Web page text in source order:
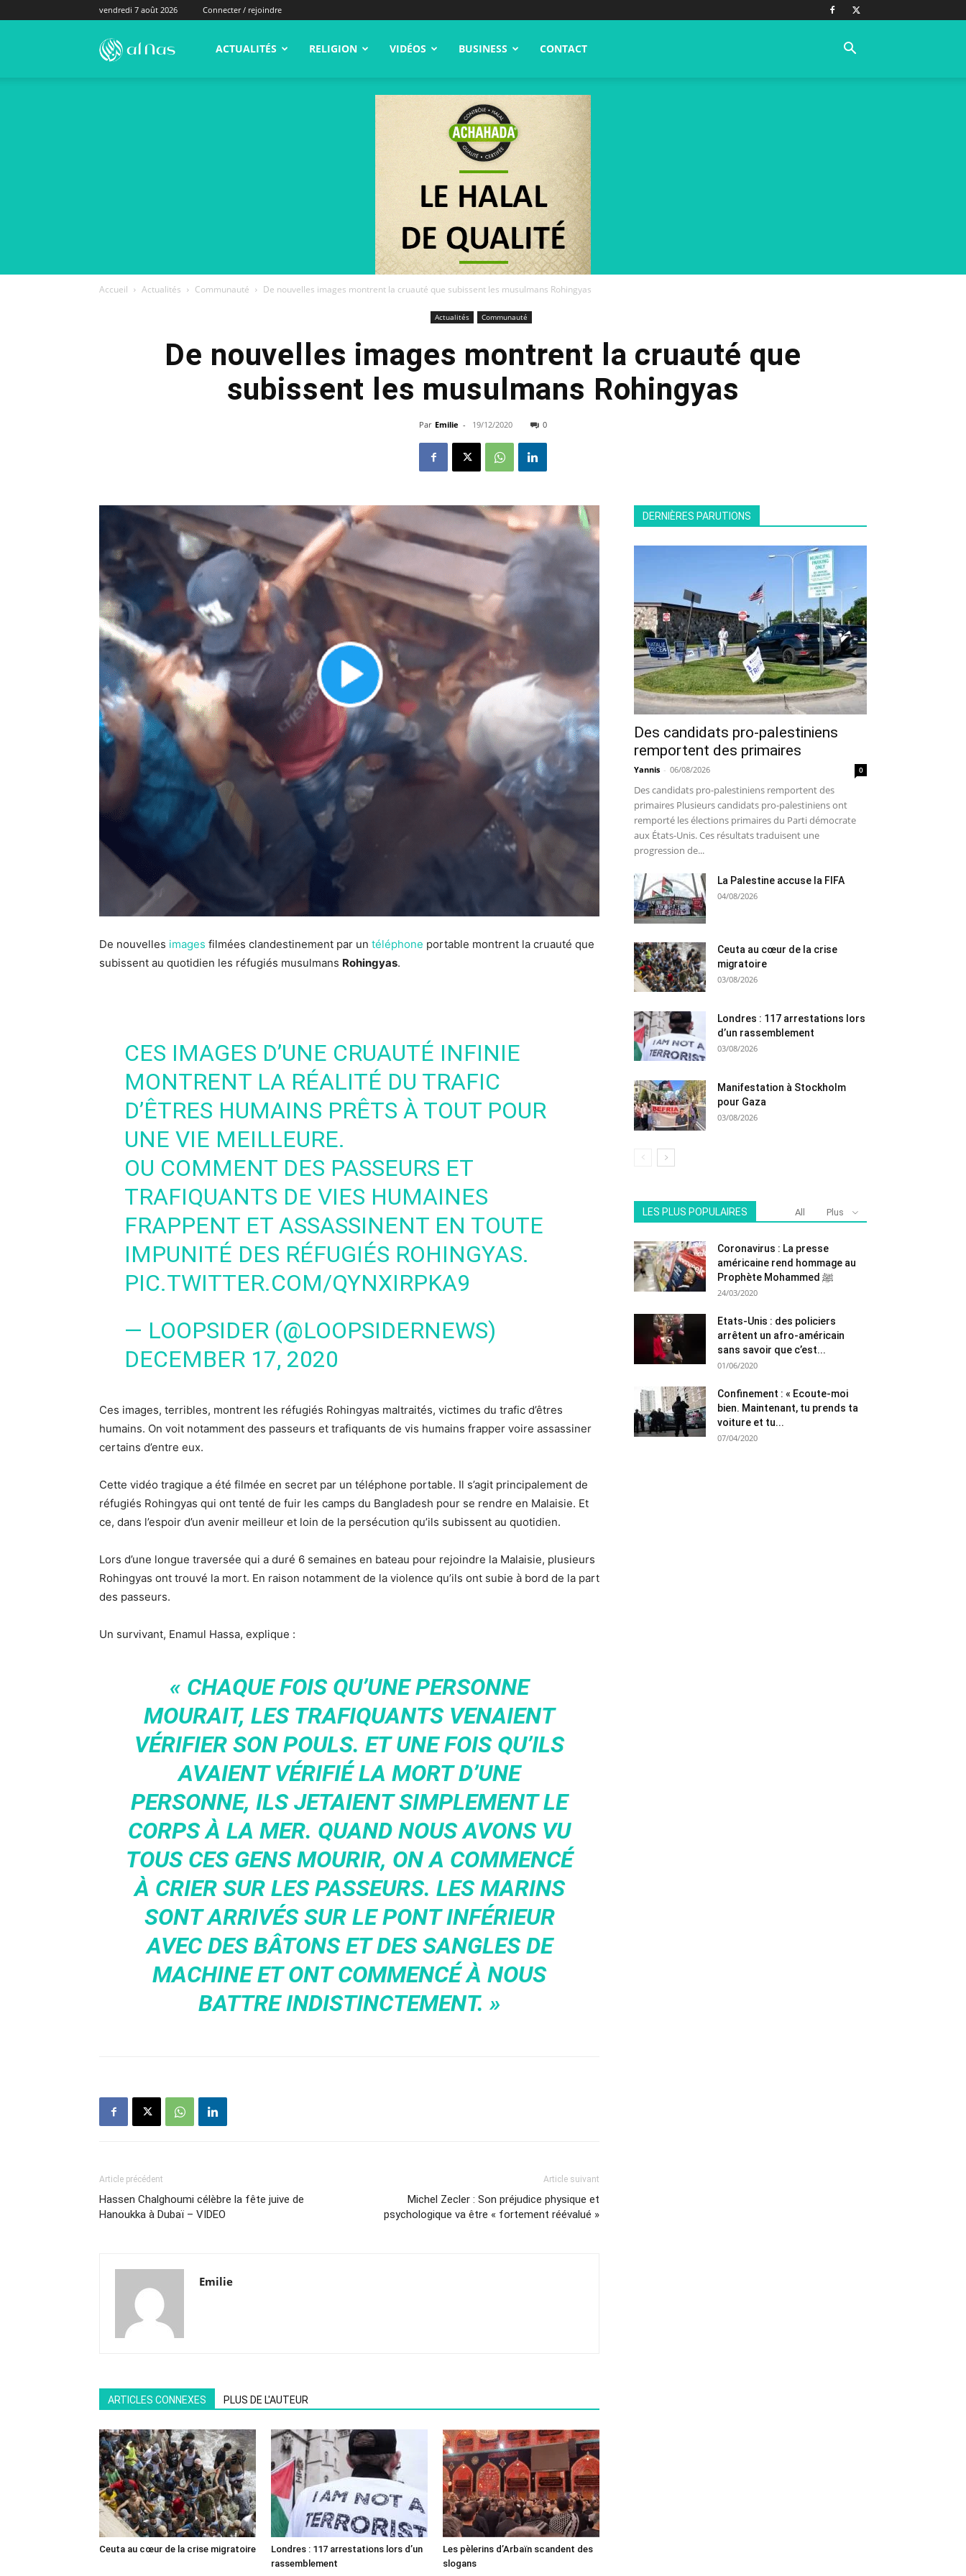
vendredi 7 août 2026 Connecter / rejoindre
alNas.fr ACTUALITÉS RELIGION VIDÉOS BUSINESS CONTACT
Accueil Actualités Communauté De nouvelles images montrent la cruauté que subissent les musulmans Rohingyas
Actualités Communauté
De nouvelles images montrent la cruauté que
subissent les musulmans Rohingyas
Par Emilie - 19/12/2020 0
De nouvelles images filmées clandestinement par un téléphone portable montrent la cruauté que
subissent au quotidien les réfugiés musulmans Rohingyas.
CES IMAGES D’UNE CRUAUTÉ INFINIE
MONTRENT LA RÉALITÉ DU TRAFIC
D’ÊTRES HUMAINS PRÊTS À TOUT POUR
UNE VIE MEILLEURE.
OU COMMENT DES PASSEURS ET
TRAFIQUANTS DE VIES HUMAINES
FRAPPENT ET ASSASSINENT EN TOUTE
IMPUNITÉ DES RÉFUGIÉS ROHINGYAS.
PIC.TWITTER.COM/QYNXIRPKA9
— LOOPSIDER (@LOOPSIDERNEWS)
DECEMBER 17, 2020
Ces images, terribles, montrent les réfugiés Rohingyas maltraités, victimes du trafic d’êtres
humains. On voit notamment des passeurs et trafiquants de vis humains frapper voire assassiner
certains d’entre eux.
Cette vidéo tragique a été filmée en secret par un téléphone portable. Il s’agit principalement de
réfugiés Rohingyas qui ont tenté de fuir les camps du Bangladesh pour se rendre en Malaisie. Et
ce, dans l’espoir d’un avenir meilleur et loin de la persécution qu’ils subissent au quotidien.
Lors d’une longue traversée qui a duré 6 semaines en bateau pour rejoindre la Malaisie, plusieurs
Rohingyas ont trouvé la mort. En raison notamment de la violence qu’ils ont subie à bord de la part
des passeurs.
Un survivant, Enamul Hassa, explique :
« CHAQUE FOIS QU’UNE PERSONNE
MOURAIT, LES TRAFIQUANTS VENAIENT
VÉRIFIER SON POULS. ET UNE FOIS QU’ILS
AVAIENT VÉRIFIÉ LA MORT D’UNE
PERSONNE, ILS JETAIENT SIMPLEMENT LE
CORPS À LA MER. QUAND NOUS AVONS VU
TOUS CES GENS MOURIR, ON A COMMENCÉ
À CRIER SUR LES PASSEURS. LES MARINS
SONT ARRIVÉS SUR LE PONT INFÉRIEUR
AVEC DES BÂTONS ET DES SANGLES DE
MACHINE ET ONT COMMENCÉ À NOUS
BATTRE INDISTINCTEMENT. »
Article précédent
Hassen Chalghoumi célèbre la fête juive de
Hanoukka à Dubaï – VIDEO
Article suivant
Michel Zecler : Son préjudice physique et
psychologique va être « fortement réévalué »
Emilie
ARTICLES CONNEXES PLUS DE L'AUTEUR
Ceuta au cœur de la crise migratoire
Londres : 117 arrestations lors d’un
rassemblement
Les pèlerins d’Arbaïn scandent des
slogans
DERNIÈRES PARUTIONS
Des candidats pro-palestiniens
remportent des primaires
Yannis - 06/08/2026 0
Des candidats pro-palestiniens remportent des
primaires Plusieurs candidats pro-palestiniens ont
remporté les élections primaires du Parti démocrate
aux États-Unis. Ces résultats traduisent une
progression de...
La Palestine accuse la FIFA
04/08/2026
Ceuta au cœur de la crise
migratoire
03/08/2026
Londres : 117 arrestations lors
d’un rassemblement
03/08/2026
Manifestation à Stockholm
pour Gaza
03/08/2026
LES PLUS POPULAIRES All Plus
Coronavirus : La presse
américaine rend hommage au
Prophète Mohammed ﷺ
24/03/2020
Etats-Unis : des policiers
arrêtent un afro-américain
sans savoir que c’est...
01/06/2020
Confinement : « Ecoute-moi
bien. Maintenant, tu prends ta
voiture et tu...
07/04/2020